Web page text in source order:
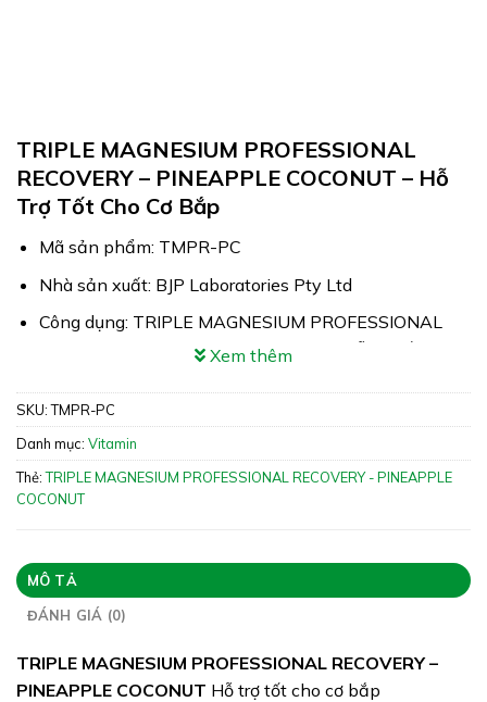
TRIPLE MAGNESIUM PROFESSIONAL
RECOVERY – PINEAPPLE COCONUT – Hỗ
Trợ Tốt Cho Cơ Bắp
Mã sản phẩm: TMPR-PC
Nhà sản xuất: BJP Laboratories Pty Ltd
Công dụng: TRIPLE MAGNESIUM PROFESSIONAL
RECOVERY – PINEAPPLE COCONUT Hỗ trợ tốt cho
Xuất xứ: Australia
Giấy phép: 8846/2023/ĐKSP
Quy cách:
Xem thêm
SKU:TMPR-PC
Danh mục: Vitamin
Thẻ:TRIPLE MAGNESIUM PROFESSIONAL RECOVERY - PINEAPPLE
COCONUT
MÔ TẢ
ĐÁNH GIÁ (0)
TRIPLE MAGNESIUM PROFESSIONAL RECOVERY –
PINEAPPLE COCONUT Hỗ trợ tốt cho cơ bắp